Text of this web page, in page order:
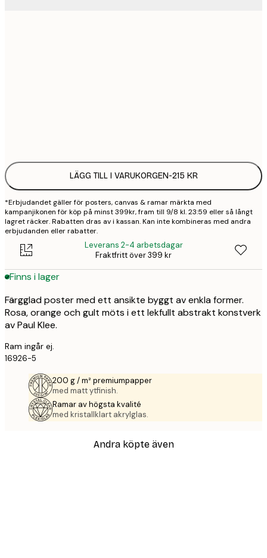
LÄGG TILL I VARUKORGEN-215 KR
*Erbjudandet gäller för posters, canvas & ramar märkta med
kampanjikonen för köp på minst 399kr, fram till 9/8 kl. 23:59 eller så långt
lagret räcker. Rabatten dras av i kassan. Kan inte kombineras med andra
erbjudanden eller rabatter.
Leverans 2-4 arbetsdagar
Fraktfritt över 399 kr
Finns i lager
Färgglad poster med ett ansikte byggt av enkla former.
Rosa, orange och gult möts i ett lekfullt abstrakt konstverk
av Paul Klee.
Ram ingår ej.
16926-5
200 g / m² premiumpapper
med matt ytfinish.
Ramar av högsta kvalité
med kristallklart akrylglas.
Andra köpte även